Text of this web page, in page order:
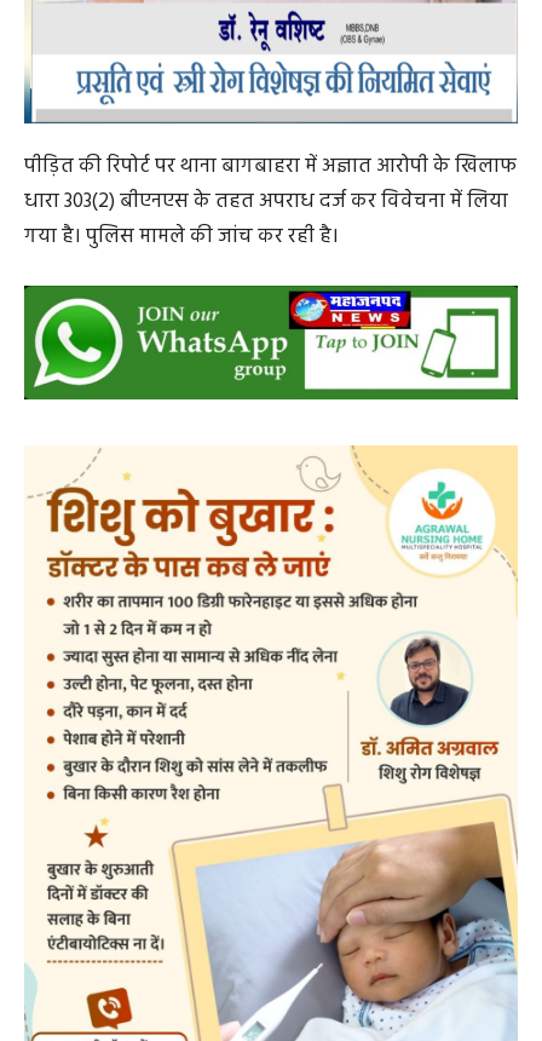
पीड़ित की रिपोर्ट पर थाना बागबाहरा में अज्ञात आरोपी के खिलाफ
धारा 303(2) बीएनएस के तहत अपराध दर्ज कर विवेचना में लिया
गया है। पुलिस मामले की जांच कर रही है।